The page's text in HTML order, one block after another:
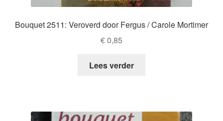
Bouquet 2511: Veroverd door Fergus / Carole Mortimer
€0,85
Lees verder